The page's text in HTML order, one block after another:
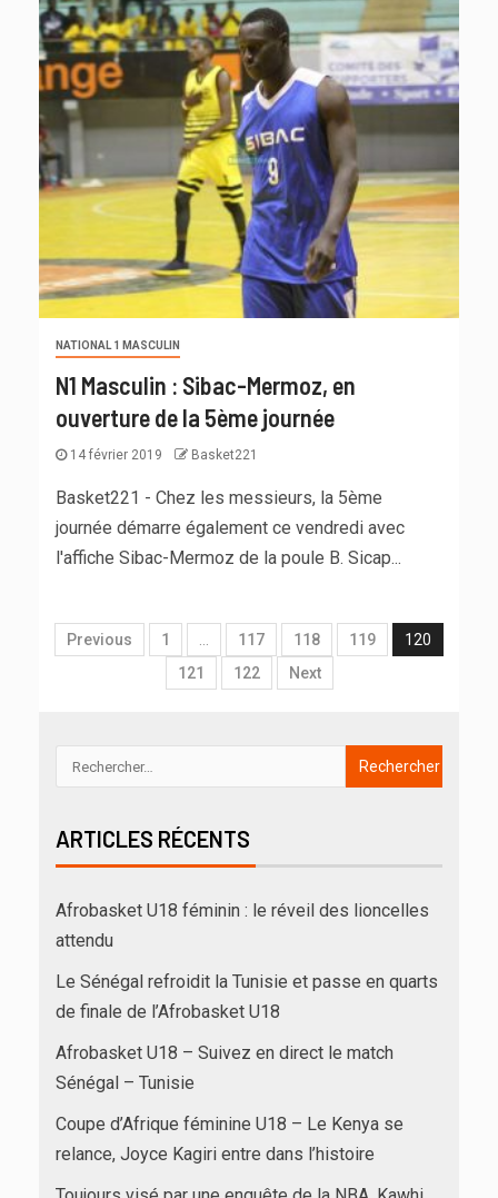
NATIONAL 1 MASCULIN
N1 Masculin : Sibac-Mermoz, en
ouverture de la 5ème journée
14 février 2019 Basket221
Basket221 - Chez les messieurs, la 5ème
journée démarre également ce vendredi avec
l'affiche Sibac-Mermoz de la poule B. Sicap...
Previous 1 … 117 118 119
120
121
122 Next
ARTICLES RÉCENTS
Afrobasket U18 féminin : le réveil des lioncelles
attendu
Le Sénégal refroidit la Tunisie et passe en quarts
de finale de l’Afrobasket U18
Afrobasket U18 – Suivez en direct le match
Sénégal – Tunisie
Coupe d’Afrique féminine U18 – Le Kenya se
relance, Joyce Kagiri entre dans l’histoire